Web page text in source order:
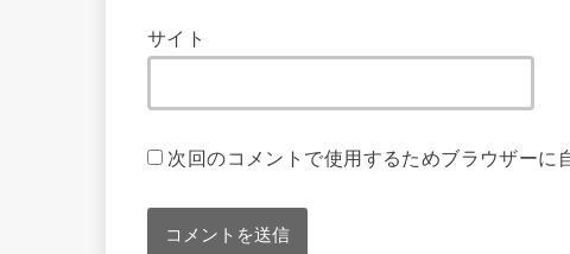
サイト
次回のコメントで使用するためブラウザーに